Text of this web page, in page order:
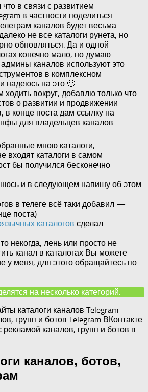
в связи с развитием
в частности поделиться
каналов будет весьма
не все каталоги рунета, но
обновляться. Да и одной
конечно мало, но думаю
каналов используют это
в комплексном
надеюсь на это 🙂
вокруг, добавлю только что
о развитии и продвижении
в конце поста дам ссылку на
для владельцев каналов.
мною каталоги,
входят каталоги в самом
бы получился бесконечно
и в следующем напишу об этом.
в телеге всё таки добавил —
поста)
каталогов сделал
некогда, лень или просто не
канал в каталогах Вы можете
у меня, для этого обращайтесь по
на несколько категорий:
каталоги каналов Telegram
групп и ботов Telegram ВКонтакте
каналов, групп и ботов в
каналов, ботов,